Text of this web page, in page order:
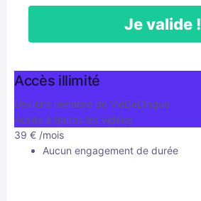
Je valide !
Accès illimité
Deviens membre de VieDeDingue
Accès à toutes les vidéos
39 € /mois
Aucun engagement de durée